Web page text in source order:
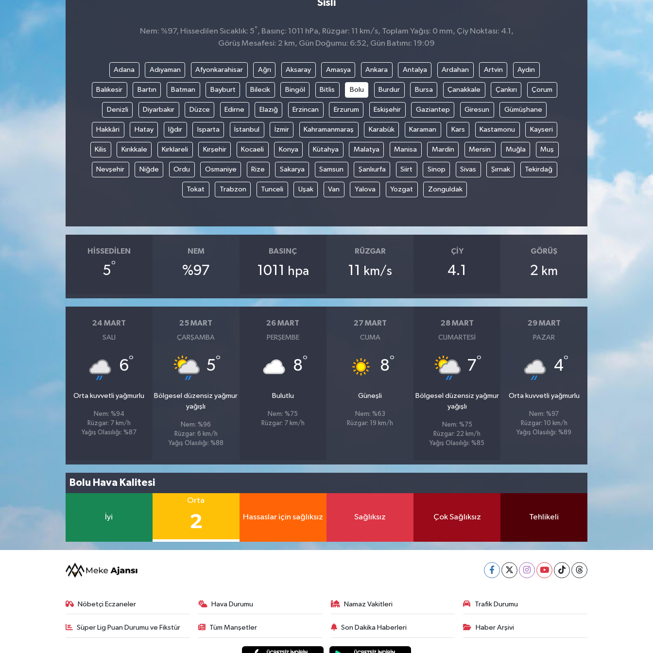
Sisli
Nem: %97, Hissedilen Sıcaklık: 5° , Basınç: 1011 hPa, Rüzgar: 11 km/s, Toplam Yağış: 0 mm, Çiy Noktası: 4.1,
Görüş Mesafesi: 2 km, Gün Doğumu: 6:52, Gün Batımı: 19:09
Adana Adıyaman Afyonkarahisar Ağrı Aksaray Amasya Ankara Antalya Ardahan Artvin Aydın
Balıkesir Bartın Batman Bayburt Bilecik Bingöl Bitlis Bolu Burdur Bursa Çanakkale Çankırı Çorum
Denizli Diyarbakır Düzce Edirne Elazığ Erzincan Erzurum Eskişehir Gaziantep Giresun Gümüşhane
Hakkâri Hatay Iğdır Isparta İstanbul İzmir Kahramanmaraş Karabük Karaman Kars Kastamonu Kayseri
Kilis Kırıkkale Kırklareli Kırşehir Kocaeli Konya Kütahya Malatya Manisa Mardin Mersin Muğla Muş
Nevşehir Niğde Ordu Osmaniye Rize Sakarya Samsun Şanlıurfa Siirt Sinop Sivas Şırnak Tekirdağ
Tokat Trabzon Tunceli Uşak Van Yalova Yozgat Zonguldak
HISSEDILEN
5°
NEM
%97
BASINÇ
1011 hpa
RÜZGAR
11 km/s
ÇIY
4.1
GÖRÜŞ
2 km
24 MART
SALI
6°
Orta kuvvetli yağmurlu
Nem: %94
Rüzgar: 7 km/h
Yağış Olasılığı: %87
25 MART
ÇARŞAMBA
5°
Bölgesel düzensiz yağmur
yağışlı
Nem: %96
Rüzgar: 6 km/h
Yağış Olasılığı: %88
26 MART
PERŞEMBE
8°
Bulutlu
Nem: %75
Rüzgar: 7 km/h
27 MART
CUMA
8°
Güneşli
Nem: %63
Rüzgar: 19 km/h
28 MART
CUMARTESI
7°
Bölgesel düzensiz yağmur
yağışlı
Nem: %75
Rüzgar: 22 km/h
Yağış Olasılığı: %85
29 MART
PAZAR
4°
Orta kuvvetli yağmurlu
Nem: %97
Rüzgar: 10 km/h
Yağış Olasılığı: %89
Bolu Hava Kalitesi
İyi
Orta
2 Hassaslar için sağlıksız Sağlıksız Çok Sağlıksız Tehlikeli
Nöbetçi Eczaneler Hava Durumu Namaz Vakitleri Trafik Durumu
Süper Lig Puan Durumu ve Fikstür Tüm Manşetler Son Dakika Haberleri Haber Arşivi